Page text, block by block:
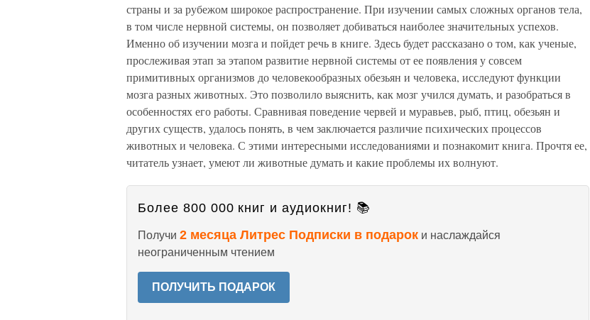
страны и за рубежом широкое распространение. При изучении самых сложных органов тела,
в том числе нервной системы, он позволяет добиваться наиболее значительных успехов.
Именно об изучении мозга и пойдет речь в книге. Здесь будет рассказано о том, как ученые,
прослеживая этап за этапом развитие нервной системы от ее появления у совсем
примитивных организмов до человекообразных обезьян и человека, исследуют функции
мозга разных животных. Это позволило выяснить, как мозг учился думать, и разобраться в
особенностях его работы. Сравнивая поведение червей и муравьев, рыб, птиц, обезьян и
других существ, удалось понять, в чем заключается различие психических процессов
животных и человека. С этими интересными исследованиями и познакомит книга. Прочтя ее,
читатель узнает, умеют ли животные думать и какие проблемы их волнуют.
Более 800 000 книг и аудиокниг! 📚
Получи 2 месяца Литрес Подписки в подарок и наслаждайся
неограниченным чтением
ПОЛУЧИТЬ ПОДАРОК